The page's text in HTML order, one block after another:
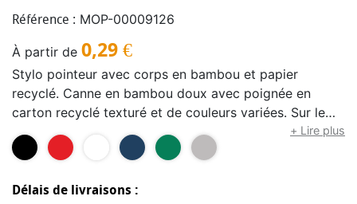
Référence : MOP-00009126
À partir de 0,29 €
Stylo pointeur avec corps en bambou et papier
recyclé. Canne en bambou doux avec poignée en
carton recyclé texturé et de couleurs variées. Sur le
dessus a un pointeur noir. Clip métallique et
accessoires chromés. Avec bouton-poussoir et encre
encourager l’utilisation de matières premières
+ Lire plus
Délais de livraisons :